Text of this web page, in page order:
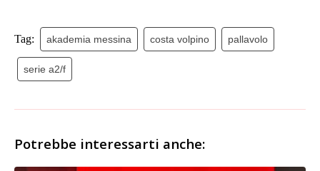
Tag: akademia messina costa volpino pallavolo
serie a2/f
Potrebbe interessarti anche: